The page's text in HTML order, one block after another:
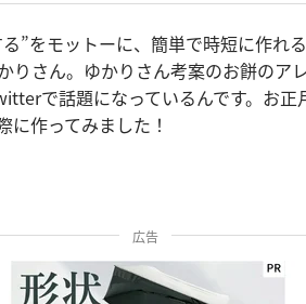
”をモットーに、簡単で時短に作れ
りさん。ゆかりさん考案のお餅のア
で話題になっているんです。お正
に作ってみました！
広告